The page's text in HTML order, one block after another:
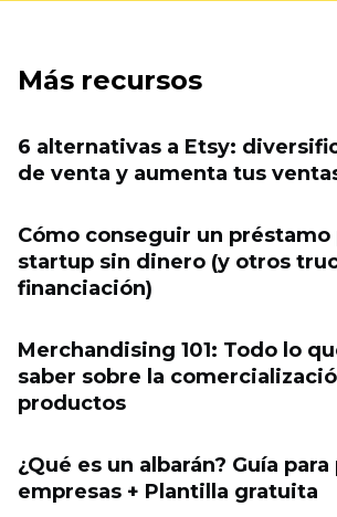
Más recursos
6 alternativas a Etsy:
de venta y aumenta tus
Cómo conseguir un préstamo
startup sin dinero (y otros
financiación)
Merchandising 101: Todo lo
saber sobre la
productos
¿Qué es un albarán? Guía
empresas + Plantilla gratuita